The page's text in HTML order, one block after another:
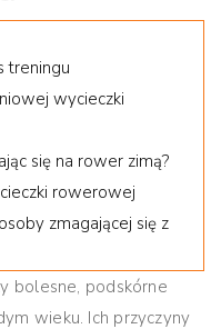
treningu
wycieczki
się na rower zimą?
rowerowej
zmagającej się z
bolesne, podskórne
wieku. Ich przyczyny